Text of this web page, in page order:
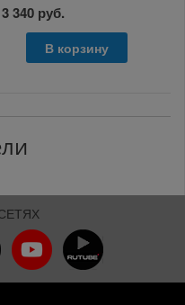
3 340 руб.
В корзину